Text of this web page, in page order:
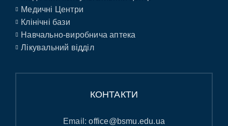
Медичні Центри
Клінічні бази
Навчально-виробнича аптека
Лікувальний відділ
КОНТАКТИ
Email:office@bsmu.edu.ua